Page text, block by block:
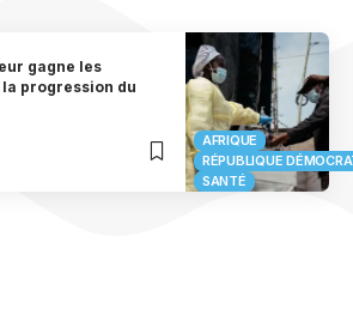
AFRIQUE
RÉPUBLIQUE
SANTÉ
gagne les
progression du